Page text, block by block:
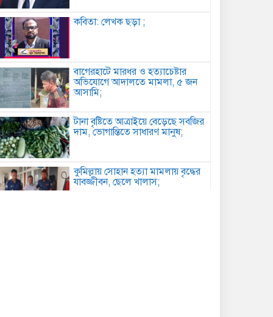
কবিতা: লেখক ছড়া ;
বাগেরহাটে মারধর ও হত্যাচেষ্টার
অভিযোগে আদালতে মামলা, ৫ জন
আসামি;
টানা বৃষ্টিতে আত্রাইয়ে বেড়েছে সবজির
দাম, ভোগান্তিতে সাধারণ মানুষ;
কুমিল্লায় সোহান হত্যা মামলায় বৃদ্ধের
যাবজ্জীবন, ছেলে খালাস;